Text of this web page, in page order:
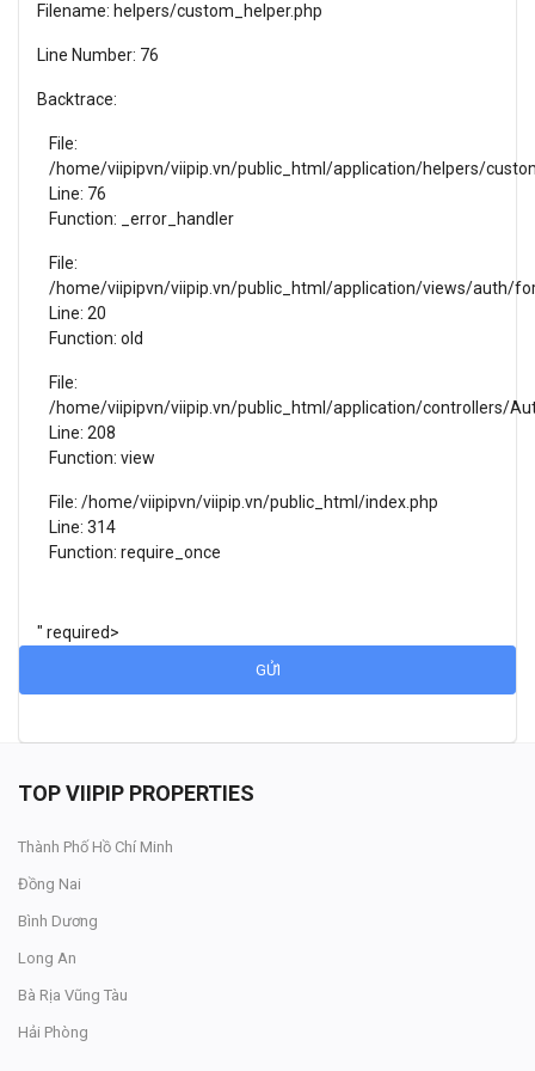
Thỏa Thuận Sử Dụng
VN
Filename: helpers/custom_helper.php
Line Number: 76
Backtrace:
File:
/home/viipipvn/viipip.vn/public_html/application/helpers/
Line: 76
Function: _error_handler
File:
/home/viipipvn/viipip.vn/public_html/application/views/auth/
Line: 20
Function: old
File:
/home/viipipvn/viipip.vn/public_html/application/controllers/
Line: 208
Function: view
File: /home/viipipvn/viipip.vn/public_html/index.php
Line: 314
Function: require_once
" required>
GỬI
TOP VIIPIP PROPERTIES
Thành Phố Hồ Chí Minh
Đồng Nai
Bình Dương
Long An
Bà Rịa Vũng Tàu
Hải Phòng